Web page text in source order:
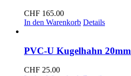
CHF 165.00
In den Warenkorb Details
PVC-U Kugelhahn 20mm
CHF 25.00